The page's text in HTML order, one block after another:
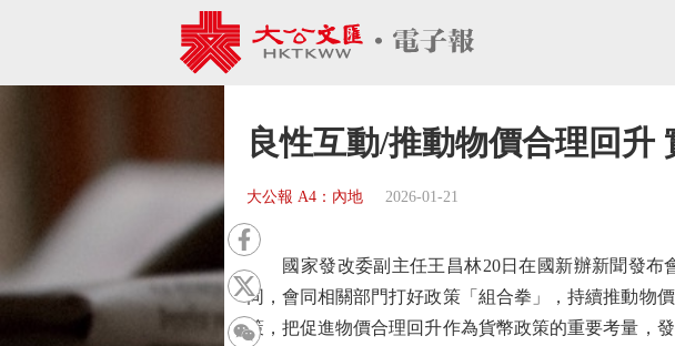
良性互動/推動物價合理回升
大公報 A4：內地 2026-01-21
國家發改委副主任王昌林20日在國新辦新聞發布會
同，會同相關部門打好政策「組合拳」，持續推動物
策，把促進物價合理回升作為貨幣政策的重要考量，